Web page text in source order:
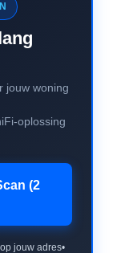
jouw woning
oplossing
(2
jouw adres•